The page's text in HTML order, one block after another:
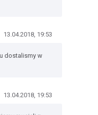
13.04.2018, 19:53
dostalismy w
13.04.2018, 19:53